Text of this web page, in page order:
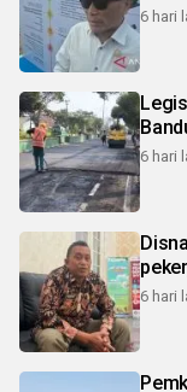
6 hari
Legislator :
6 hari
6 hari